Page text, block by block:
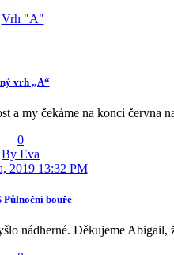
Vrh "A"
vrh „A“
a my čekáme na konci června
0
By Eva
2019 13:32 PM
Půlnoční bouře
nádherné. Děkujeme